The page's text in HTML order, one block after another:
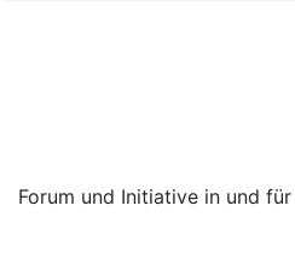
Forum und Initiative in und